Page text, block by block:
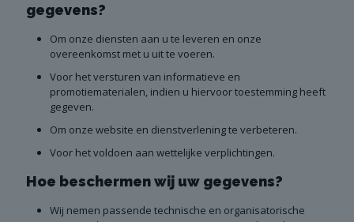
gegevens?
Om onze diensten aan u te leveren en onze
overeenkomst met u uit te voeren.
Voor het versturen van informatieve en
promotiematerialen, indien u hiervoor toestemming heeft
gegeven.
Om onze website en dienstverlening te verbeteren.
Voor het voldoen aan wettelijke verplichtingen.
Hoe beschermen wij uw gegevens?
Wij nemen passende technische en organisatorische